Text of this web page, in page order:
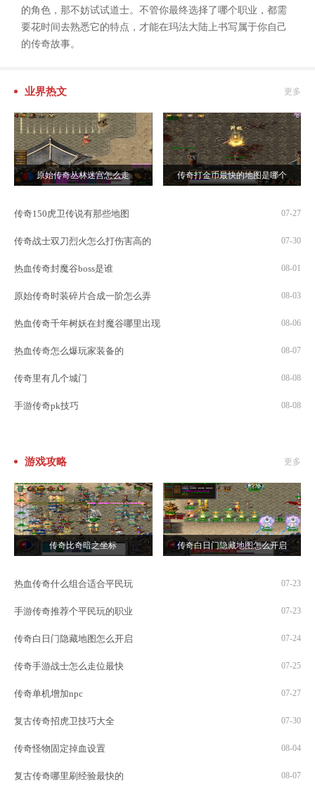
的角色，那不妨试试道士。不管你最终选择了哪个职业，都需
要花时间去熟悉它的特点，才能在玛法大陆上书写属于你自己
的传奇故事。
业界热文 更多
原始传奇丛林迷宫怎么走 传奇打金币最快的地图是哪个
传奇150虎卫传说有那些地图 07-27
传奇战士双刀烈火怎么打伤害高的 07-30
热血传奇封魔谷boss是谁 08-01
原始传奇时装碎片合成一阶怎么弄 08-03
热血传奇千年树妖在封魔谷哪里出现 08-06
热血传奇怎么爆玩家装备的 08-07
传奇里有几个城门 08-08
手游传奇pk技巧 08-08
游戏攻略 更多
传奇比奇暗之坐标 传奇白日门隐藏地图怎么开启
热血传奇什么组合适合平民玩 07-23
手游传奇推荐个平民玩的职业 07-23
传奇白日门隐藏地图怎么开启 07-24
传奇手游战士怎么走位最快 07-25
传奇单机增加npc 07-27
复古传奇招虎卫技巧大全 07-30
传奇怪物固定掉血设置 08-04
复古传奇哪里刷经验最快的 08-07